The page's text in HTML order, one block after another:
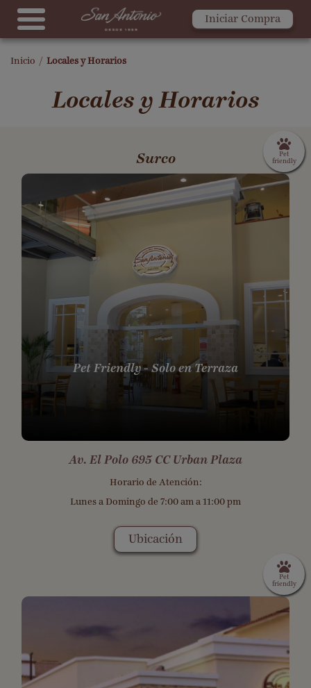
Iniciar Compra
Inicio / Locales y Horarios
Locales y Horarios
Surco
Pet Friendly - Solo en Terraza
Av. El Polo 695 CC Urban Plaza
Horario de Atención:
Lunes a Domingo de 7:00 am a 11:00 pm
Ubicación